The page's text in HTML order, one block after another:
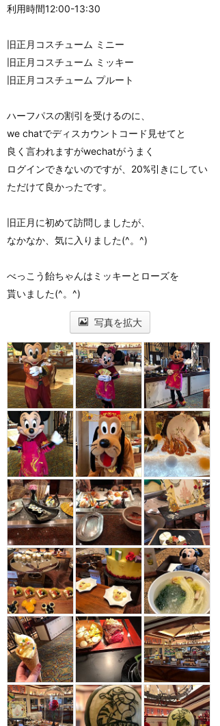
利用時間12:00-13:30
旧正月コスチューム ミニー
旧正月コスチューム ミッキー
旧正月コスチューム プルート
ハーフパスの割引を受けるのに、
we chatでディスカウントコード見せてと
良く言われますがwechatがうまく
ログインできないのですが、20%引きにしてい
ただけて良かったです。
旧正月に初めて訪問しましたが、
なかなか、気に入りました(^。^)
べっこう飴ちゃんはミッキーとローズを
貰いました(^。^)
写真を拡大